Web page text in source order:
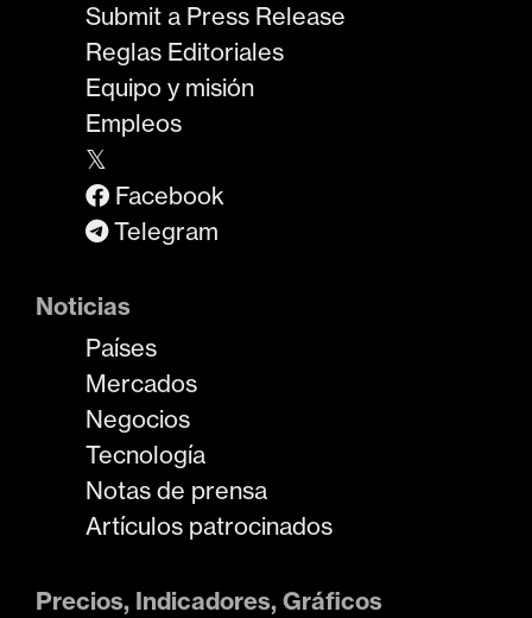
Submit a Press Release
Reglas Editoriales
Equipo y misión
Empleos
𝕏
Facebook
Telegram
Noticias
Países
Mercados
Negocios
Tecnología
Notas de prensa
Artículos patrocinados
Precios, Indicadores, Gráficos